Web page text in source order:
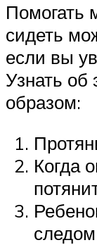
Помогать
сидеть
если вы
Узнать
образом:
Когда